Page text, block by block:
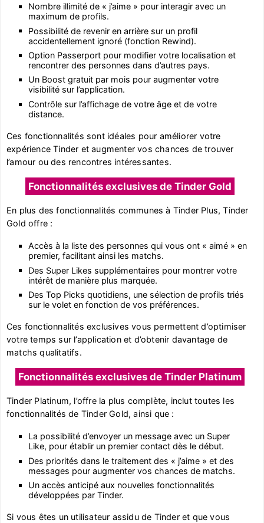
Nombre illimité de « j’aime » pour interagir avec un
maximum de profils.
Possibilité de revenir en arrière sur un profil
accidentellement ignoré (fonction Rewind).
Option Passerport pour modifier votre localisation et
rencontrer des personnes dans d’autres pays.
Un Boost gratuit par mois pour augmenter votre
visibilité sur l’application.
Contrôle sur l’affichage de votre âge et de votre
distance.
Ces fonctionnalités sont idéales pour améliorer votre
expérience Tinder et augmenter vos chances de trouver
l’amour ou des rencontres intéressantes.
Fonctionnalités exclusives de Tinder Gold
En plus des fonctionnalités communes à Tinder Plus, Tinder
Gold offre :
Accès à la liste des personnes qui vous ont « aimé » en
premier, facilitant ainsi les matchs.
Des Super Likes supplémentaires pour montrer votre
intérêt de manière plus marquée.
Des Top Picks quotidiens, une sélection de profils triés
sur le volet en fonction de vos préférences.
Ces fonctionnalités exclusives vous permettent d’optimiser
votre temps sur l’application et d’obtenir davantage de
matchs qualitatifs.
Fonctionnalités exclusives de Tinder Platinum
Tinder Platinum, l’offre la plus complète, inclut toutes les
fonctionnalités de Tinder Gold, ainsi que :
La possibilité d’envoyer un message avec un Super
Like, pour établir un premier contact dès le début.
Des priorités dans le traitement des « j’aime » et des
messages pour augmenter vos chances de matchs.
Un accès anticipé aux nouvelles fonctionnalités
développées par Tinder.
Si vous êtes un utilisateur assidu de Tinder et que vous